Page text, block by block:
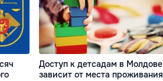
Доступ к детсадам в Молдове
зависит от места проживания